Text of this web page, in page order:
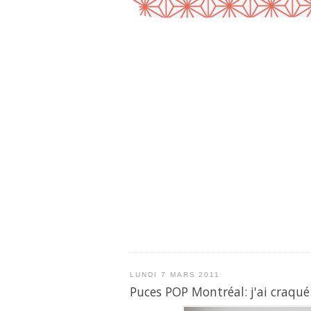
LUNDI 7 MARS 2011
Puces POP Montréal: j'ai